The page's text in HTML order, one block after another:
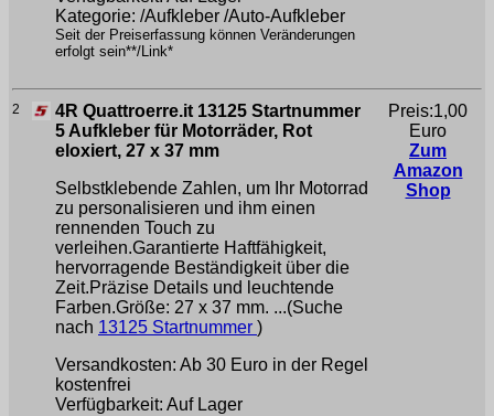
Kategorie: /Aufkleber /Auto-Aufkleber
Seit der Preiserfassung können Veränderungen
erfolgt sein**/Link*
2
4R Quattroerre.it 13125 Startnummer
5 Aufkleber für Motorräder, Rot
eloxiert, 27 x 37 mm
Selbstklebende Zahlen, um Ihr Motorrad
zu personalisieren und ihm einen
rennenden Touch zu
verleihen.Garantierte Haftfähigkeit,
hervorragende Beständigkeit über die
Zeit.Präzise Details und leuchtende
Farben.Größe: 27 x 37 mm. ...(Suche
nach 13125 Startnummer )
Versandkosten: Ab 30 Euro in der Regel
kostenfrei
Verfügbarkeit: Auf Lager
Preis:1,00
Euro
Zum
Amazon
Shop